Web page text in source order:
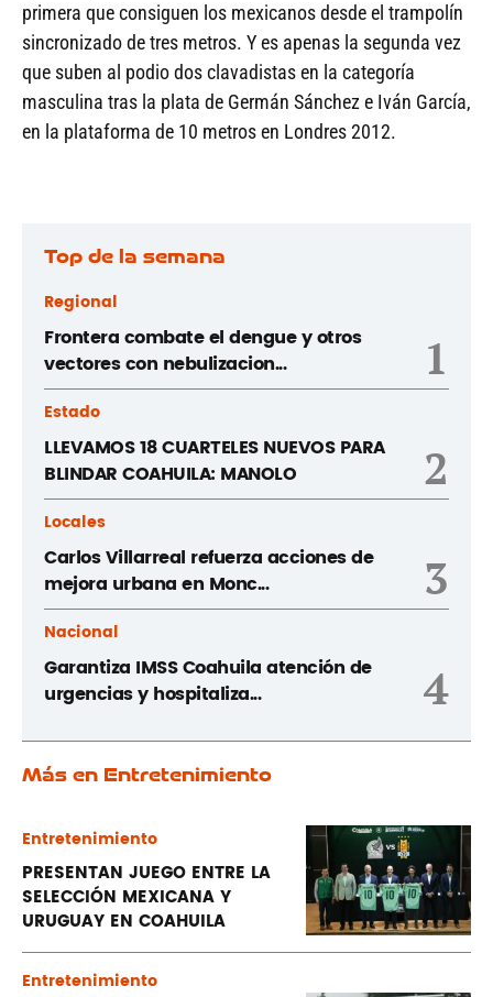
primera que consiguen los mexicanos desde el trampolín
sincronizado de tres metros. Y es apenas la segunda vez
que suben al podio dos clavadistas en la categoría
masculina tras la plata de Germán Sánchez e Iván García,
en la plataforma de 10 metros en Londres 2012.
Top de la semana
Regional
Frontera combate el dengue y otros
vectores con nebulizacion...
1
Estado
LLEVAMOS 18 CUARTELES NUEVOS PARA
BLINDAR COAHUILA: MANOLO
2
Locales
Carlos Villarreal refuerza acciones de
mejora urbana en Monc...
3
Nacional
Garantiza IMSS Coahuila atención de
urgencias y hospitaliza...
4
Más en Entretenimiento
Entretenimiento
PRESENTAN JUEGO ENTRE LA
SELECCIÓN MEXICANA Y
URUGUAY EN COAHUILA
Entretenimiento